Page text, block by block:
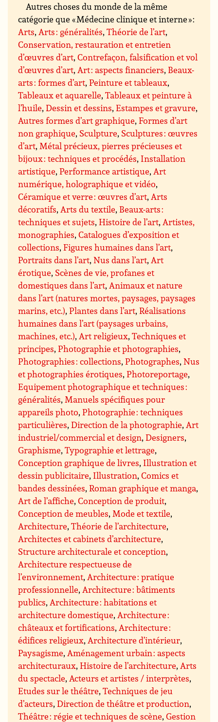
Autres choses du monde de la même
catégorie que « Médecine clinique et interne » :
Arts,Arts : généralités,Théorie de l’art,
Conservation, restauration et entretien
d’œuvres d’art,Contrefaçon, falsification et vol
d’œuvres d’art,Art : aspects financiers, Beaux-
arts : formes d’art,Peinture et tableaux,
Tableaux et aquarelle,Tableaux et peinture à
l’huile,Dessin et dessins,Estampes et gravure,
Autres formes d’art graphique,Formes d’art
non graphique, Sculpture, Sculptures : œuvres
d’art,Métal précieux, pierres précieuses et
bijoux : techniques et procédés, Installation
artistique,Performance artistique,Art
numérique, holographique et vidéo,
Céramique et verre : œuvres d’art,Arts
décoratifs,Arts du textile, Beaux-arts :
techniques et sujets,Histoire de l’art,Artistes,
monographies,Catalogues d’exposition et
collections,Figures humaines dans l’art,
Portraits dans l’art,Nus dans l’art,Art
érotique, Scènes de vie, profanes et
domestiques dans l’art,Animaux et nature
dans l’art (natures mortes, paysages, paysages
marins, etc.),Plantes dans l’art,Réalisations
humaines dans l’art (paysages urbains,
machines, etc.),Art religieux,Techniques et
principes,Photographie et photographies,
Photographies : collections,Photographes,Nus
et photographies érotiques,Photoreportage,
Equipement photographique et techniques :
généralités,Manuels spécifiques pour
appareils photo,Photographie : techniques
particulières,Direction de la photographie,Art
industriel/commercial et design,Designers,
Graphisme,Typographie et lettrage,
Conception graphique de livres, Illustration et
dessin publicitaire, Illustration,Comics et
bandes dessinées,Roman graphique et manga,
Art de l’affiche,Conception de produit,
Conception de meubles,Mode et textile,
Architecture,Théorie de l’architecture,
Architectes et cabinets d’architecture,
Structure architecturale et conception,
Architecture respectueuse de
l’environnement,Architecture : pratique
professionnelle,Architecture : bâtiments
publics,Architecture : habitations et
architecture domestique,Architecture :
châteaux et fortifications,Architecture :
édifices religieux,Architecture d’intérieur,
Paysagisme,Aménagement urbain : aspects
architecturaux,Histoire de l’architecture,Arts
du spectacle,Acteurs et artistes / interprètes,
Etudes sur le théâtre,Techniques de jeu
d’acteurs,Direction de théâtre et production,
Théâtre : régie et techniques de scène,Gestion